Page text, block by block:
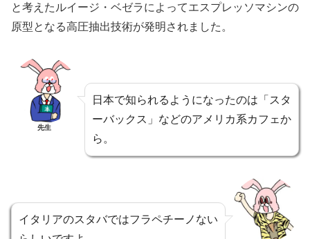
と考えたルイージ・ベゼラによってエスプレッソマシンの
原型となる高圧抽出技術が発明されました。
先生
日本で知られるようになったのは「スタ
ーバックス」などのアメリカ系カフェか
ら。
イタリアのスタバではフラペチーノない